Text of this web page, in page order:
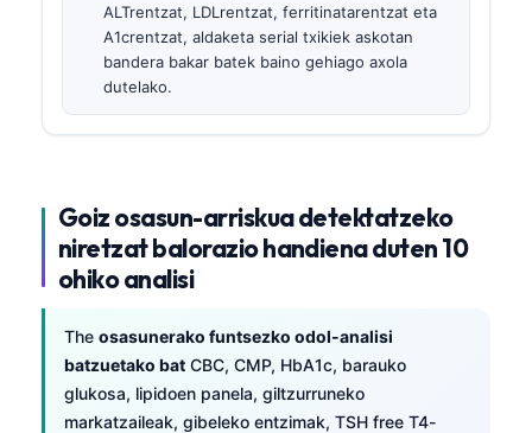
ALTrentzat, LDLrentzat, ferritinatarentzat eta
A1crentzat, aldaketa serial txikiek askotan
bandera bakar batek baino gehiago axola
dutelako.
Goiz osasun-arriskua detektatzeko
niretzat balorazio handiena duten 10
ohiko analisi
The osasunerako funtsezko odol-analisi
batzuetako bat CBC, CMP, HbA1c, barauko
glukosa, lipidoen panela, giltzurruneko
markatzaileak, gibeleko entzimak, TSH free T4-